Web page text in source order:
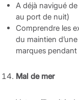
A déjà navigué
au port de nuit)
Comprendre les
du maintien
marques
Mal de mer